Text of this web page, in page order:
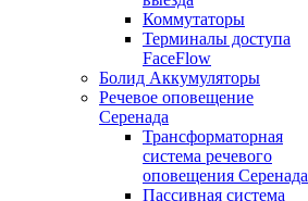
Коммутаторы
Терминалы доступа
FaceFlow
Болид Аккумуляторы
Речевое оповещение
Серенада
Трансформаторная
система речевого
оповещения Серенада
Пассивная система